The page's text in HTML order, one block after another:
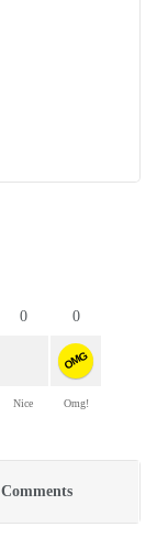
0
Nice
0
OMG
Omg!
Comments